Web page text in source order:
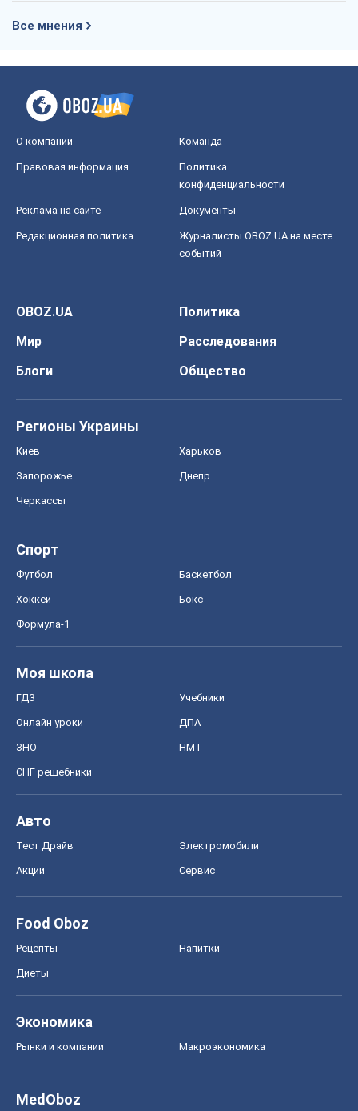
Все мнения
О компании Команда
Правовая информация
Политика
конфиденциальности
Реклама на сайте Документы
Редакционная политика
Журналисты OBOZ.UA на месте
событий
OBOZ.UA
Политика
Мир
Расследования
Блоги
Общество
Регионы Украины
Киев Харьков
Запорожье Днепр
Черкассы
Спорт
Футбол Баскетбол
Хоккей Бокс
Формула-1
Моя школа
ГДЗ Учебники
Онлайн уроки ДПА
ЗНО НМТ
СНГ решебники
Авто
Тест Драйв Электромобили
Акции Сервис
Food Oboz
Рецепты Напитки
Диеты
Экономика
Рынки и компании Mакроэкономика
MedOboz